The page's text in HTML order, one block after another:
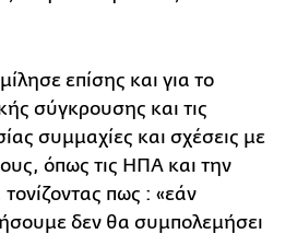
επίσης και για το
σύγκρουσης και τις
συμμαχίες και σχέσεις με
όπως τις ΗΠΑ και την
πως : «εάν
δεν θα συμπολεμήσει